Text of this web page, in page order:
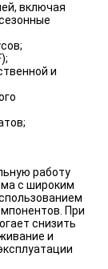
включая
и
работу
с широким
При
снизить
и